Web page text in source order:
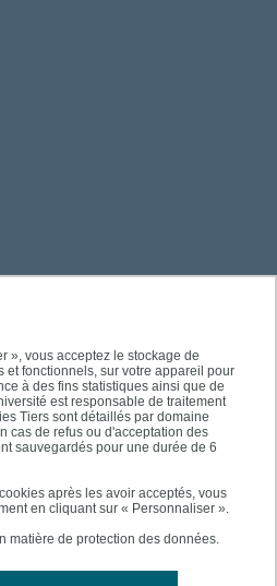
», vous acceptez le stockage de
et fonctionnels, sur votre appareil pour
à des fins statistiques ainsi que de
est responsable de traitement
Tiers sont détaillés par domaine
cas de refus ou d'acceptation des
sauvegardés pour une durée de 6
après les avoir acceptés, vous
en cliquant sur « Personnaliser ».
matière de protection des données.